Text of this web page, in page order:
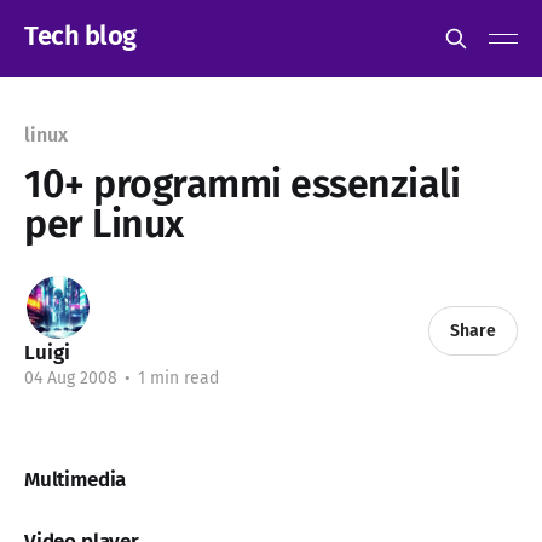
Tech blog
linux
10+ programmi essenziali
per Linux
Luigi
04 Aug 2008 • 1 min read
Share
Multimedia